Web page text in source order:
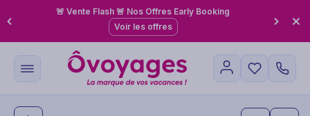
🚨 Vente Flash 🚨 Nos Offres Early Booking
Voir les offres